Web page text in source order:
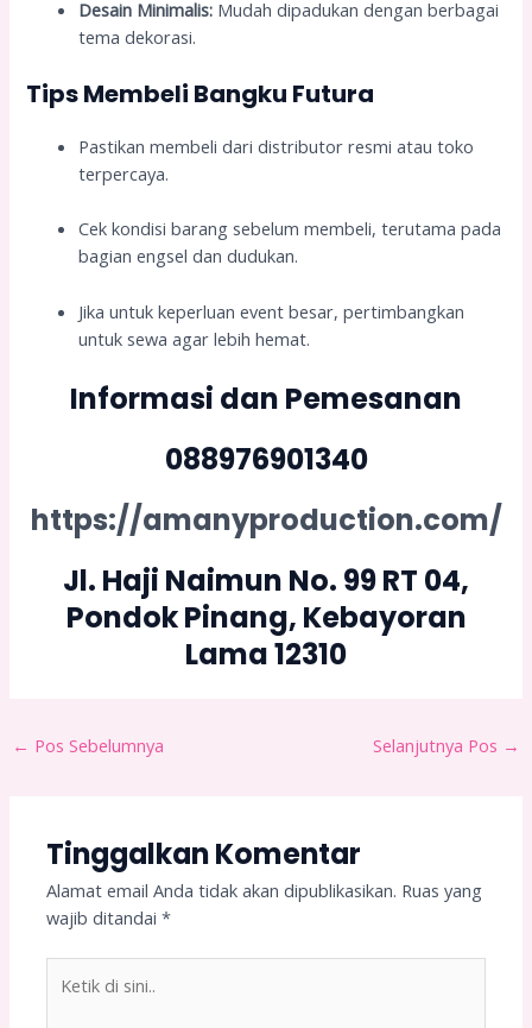
Desain Minimalis: Mudah dipadukan dengan berbagai
tema dekorasi.
Tips Membeli Bangku Futura
Pastikan membeli dari distributor resmi atau toko
terpercaya.
Cek kondisi barang sebelum membeli, terutama pada
bagian engsel dan dudukan.
Jika untuk keperluan event besar, pertimbangkan
untuk sewa agar lebih hemat.
Informasi dan Pemesanan
088976901340
https://amanyproduction.com/
Jl. Haji Naimun No. 99 RT 04,
Pondok Pinang, Kebayoran
Lama 12310
← Pos Sebelumnya Selanjutnya Pos →
Tinggalkan Komentar
Alamat email Anda tidak akan dipublikasikan. Ruas yang
wajib ditandai*